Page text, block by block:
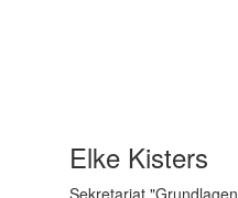
Elke Kisters